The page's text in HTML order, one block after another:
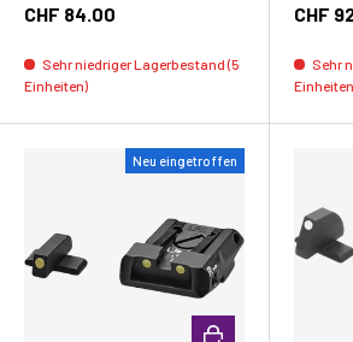
CHF 84.00
Sehr niedriger Lagerbestand (5
Einheiten)
CHF
Sehr
Neu eingetroffen
In den Warenkorb